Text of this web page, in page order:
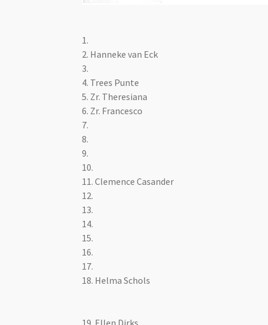
1.
2. Hanneke van Eck
3.
4. Trees Punte
5. Zr. Theresiana
6. Zr. Francesco
7.
8.
9.
10.
11. Clemence Casander
12.
13.
14.
15.
16.
17.
18. Helma Schols